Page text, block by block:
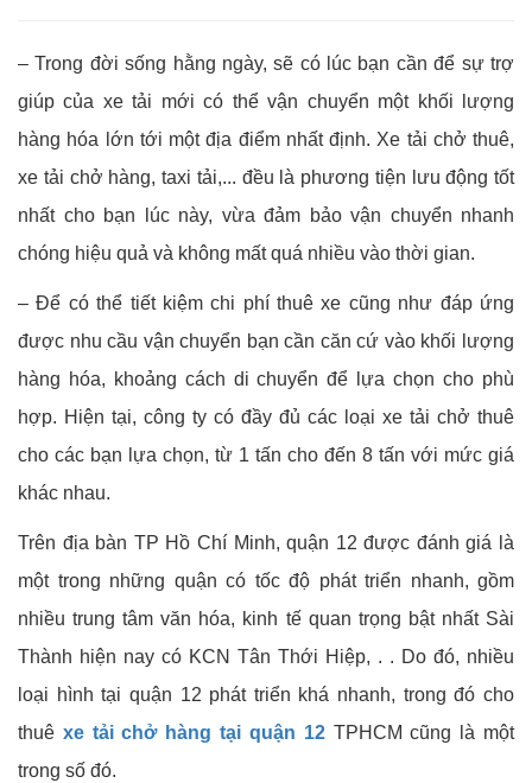
– Trong đời sống hằng ngày, sẽ có lúc bạn cần để sự trợ
giúp của xe tải mới có thể vận chuyển một khối lượng
hàng hóa lớn tới một địa điểm nhất định. Xe tải chở thuê,
xe tải chở hàng, taxi tải,... đều là phương tiện lưu động tốt
nhất cho bạn lúc này, vừa đảm bảo vận chuyển nhanh
chóng hiệu quả và không mất quá nhiều vào thời gian.
– Để có thể tiết kiệm chi phí thuê xe cũng như đáp ứng
được nhu cầu vận chuyển bạn cần căn cứ vào khối lượng
hàng hóa, khoảng cách di chuyển để lựa chọn cho phù
hợp. Hiện tại, công ty có đầy đủ các loại xe tải chở thuê
cho các bạn lựa chọn, từ 1 tấn cho đến 8 tấn với mức giá
khác nhau.
Trên địa bàn TP Hồ Chí Minh, quận 12 được đánh giá là
một trong những quận có tốc độ phát triển nhanh, gồm
nhiều trung tâm văn hóa, kinh tế quan trọng bật nhất Sài
Thành hiện nay có KCN Tân Thới Hiệp, . . Do đó, nhiều
loại hình tại quận 12 phát triển khá nhanh, trong đó cho
thuê xe tải chở hàng tại quận 12TPHCM cũng là một
trong số đó.